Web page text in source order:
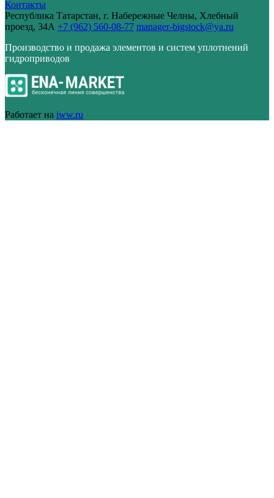
Контакты
Республика Татарстан, г. Набережные Челны, Хлебный
проезд, 34А +7 (962) 560-08-77 manager-bigstock@ya.ru
Производство и продажа элементов и систем уплотнений
гидроприводов
Работает на iww.ru